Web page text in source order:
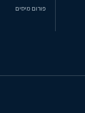
פורום מיסים